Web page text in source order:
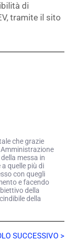
di
tramite il sito
che grazie
Amministrazione
messa in
quelle più di
con quegli
e facendo
della
della
SUCCESSIVO >